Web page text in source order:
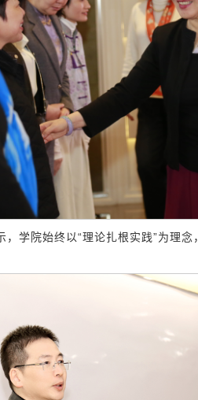
学院始终以“理论扎根实践”为理